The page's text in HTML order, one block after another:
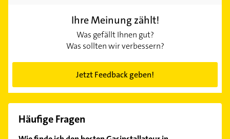
Ihre Meinung zählt!
Was gefällt Ihnen gut?
Was sollten wir verbessern?
Jetzt Feedback geben!
Häufige Fragen